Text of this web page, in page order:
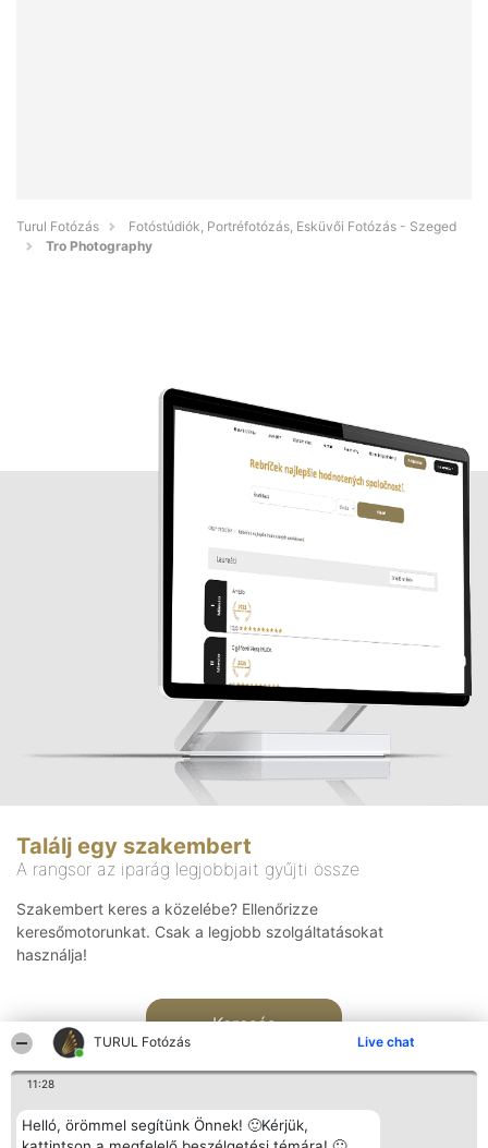
TURUL Fotózás Live chat
11:28
Helló, örömmel segítünk Önnek! 🙂Kérjük,
Turul Fotózás
Fotóstúdiók, Portréfotózás, Esküvői Fotózás - Szeged
Tro Photography
Találj egy szakembert
A rangsor az iparág legjobbjait gyűjti össze
Szakembert keres a közelébe? Ellenőrizze
keresőmotorunkat. Csak a legjobb szolgáltatásokat
használja!
Keresés